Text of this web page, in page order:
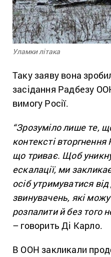
Уламки літака
Таку заяву вона
засідання Радбезу
вимогу Росії.
“Зрозуміло лише те,
контексті вторгнення
що триває. Щоб
ескалації, ми
осіб утримуватися
звинувачень, які
розпалити й без того
– говорить Ді Карло.
В ООН закликали